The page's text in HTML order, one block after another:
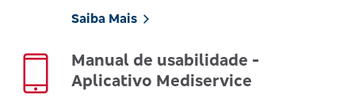
Saiba Mais
Manual de usabilidade -
Aplicativo Mediservice